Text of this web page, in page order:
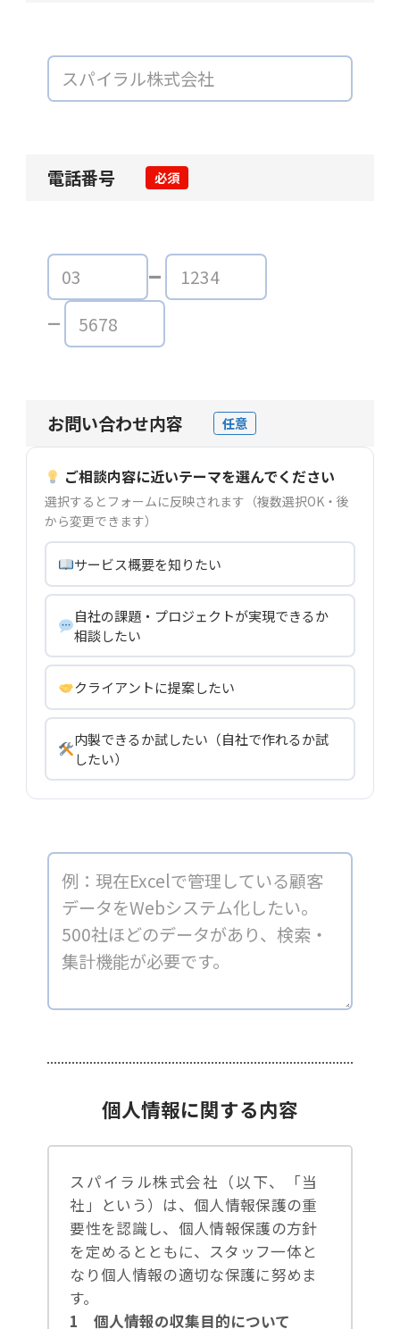
電話番号 必須
お問い合わせ内容 任意
ご相談内容に近いテーマを選んでください
選択するとフォームに反映されます（複数選択OK・後
から変更できます）
サービス概要を知りたい
自社の課題・プロジェクトが実現できるか
相談したい
クライアントに提案したい
内製できるか試したい（自社で作れるか試
したい）
個人情報に関する内容
スパイラル株式会社（以下、「当
社」という）は、個人情報保護の重
要性を認識し、個人情報保護の方針
を定めるとともに、スタッフ一体と
なり個人情報の適切な保護に努めま
す。
1 個人情報の収集目的について